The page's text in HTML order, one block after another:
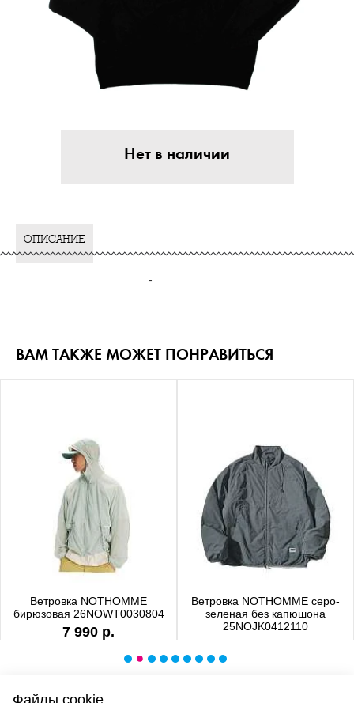
Нет в наличии
ОПИСАНИЕ
-
ВАМ ТАКЖЕ МОЖЕТ ПОНРАВИТЬСЯ
Ветровка NOTHOMME
бирюзовая 26NOWT0030804
7 990 р.
Ветровка NOTHOMME серо-
зеленая без капюшона
25NOJK0412110
Файлы cookie